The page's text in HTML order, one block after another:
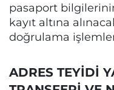
pasaport
kayıt altına
doğrulama
ADRES TEYİDİ